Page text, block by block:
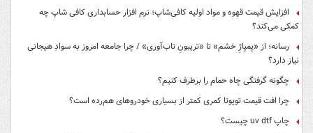
افزایش قیمت قهوه و مواد اولیه کافی‌شاپ؛ نرم افزار حسابداری کافی شاپ چه
کمکی می‌کند؟
رسانه؛ از «پمپاژِ خشم» تا «تریبونِ تاب‌آوری» / چرا جامعه امروز به سوادِ هیجانی
نیاز دارد؟
چگونه گرفتگی چاه حمام را برطرف کنیم؟
چرا افت قیمت تویوتا کمری کمتر از بسیاری خودروهای هم‌رده است؟
چاپ uv dtf چیست؟